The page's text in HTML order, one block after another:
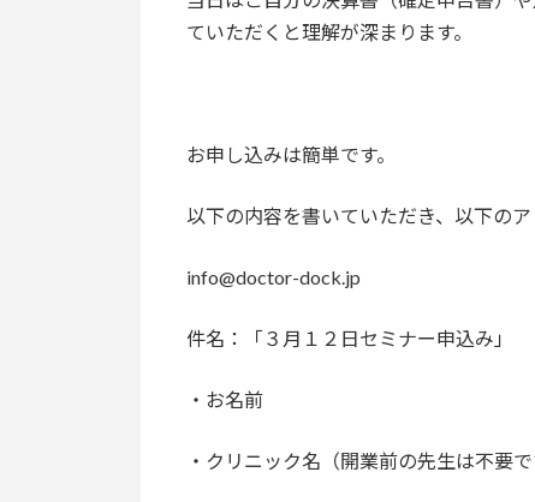
ていただくと理解が深まります。
お申し込みは簡単です。
以下の内容を書いていただき、以下の
info@doctor-dock.jp
件名：「３月１２日セミナー申込み」
・お名前
・クリニック名（開業前の先生は不要で